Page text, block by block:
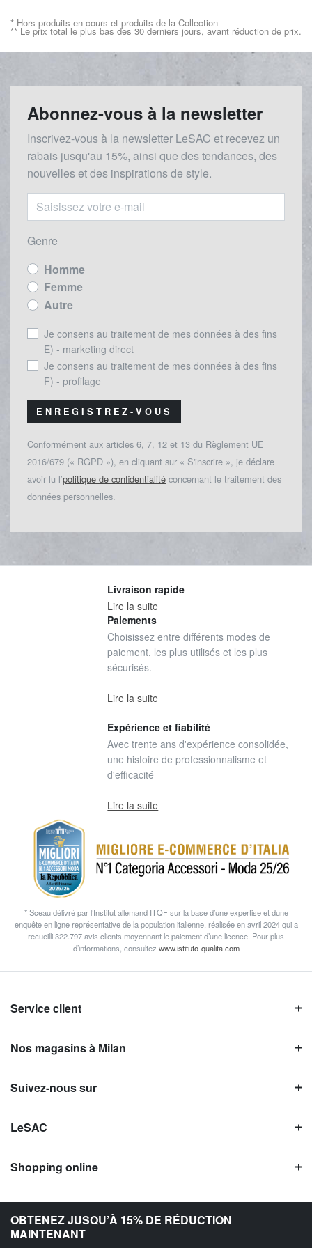
* Hors produits en cours et produits de la Collection
** Le prix total le plus bas des 30 derniers jours, avant réduction de prix.
Abonnez-vous à la newsletter
Inscrivez-vous à la newsletter LeSAC et recevez un
rabais jusqu'au 15%, ainsi que des tendances, des
nouvelles et des inspirations de style.
Genre
Homme
Femme
Autre
Je consens au traitement de mes données à des fins
E) - marketing direct
Je consens au traitement de mes données à des fins
F) - profilage
ENREGISTREZ-VOUS
Conformément aux articles 6, 7, 12 et 13 du Règlement UE
2016/679 (« RGPD »), en cliquant sur « S'inscrire », je déclare
avoir lu l’politique de confidentialité concernant le traitement des
données personnelles.
OBTENEZ JUSQU’À 15% DE RÉDUCTION
MAINTENANT
Livraison rapide
Lire la suite
Paiements
Choisissez entre différents modes de
paiement, les plus utilisés et les plus
sécurisés.
Lire la suite
Expérience et fiabilité
Avec trente ans d'expérience consolidée,
une histoire de professionnalisme et
d'efficacité
Lire la suite
* Sceau délivré par l’Institut allemand ITQF sur la base d’une expertise et dune
enquête en ligne représentative de la population italienne, réalisée en avril 2024 qui a
recueilli 322.797 avis clients moyennant le paiement d’une licence. Pour plus
d’informations, consultez www.istituto-qualita.com
Service client
Nos magasins à Milan
Suivez-nous sur
LeSAC
Shopping online
Avis LeSAC